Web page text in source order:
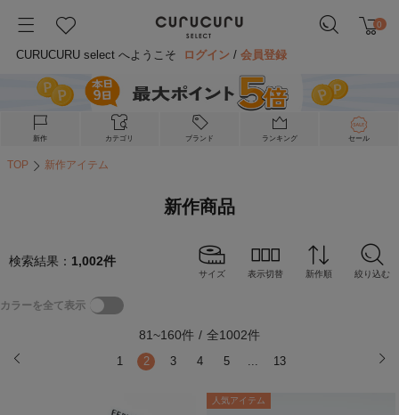
0
CURUCURU select へようこそ ログイン /会員登録
新作 カテゴリ ブランド ランキング セール
TOP 新作アイテム
新作商品
検索結果： 1,002件
サイズ 表示切替 新作順 絞り込む
カラーを全て表示
81~160件 / 全1002件
1 2 3 4 5 ... 13
人気アイテム